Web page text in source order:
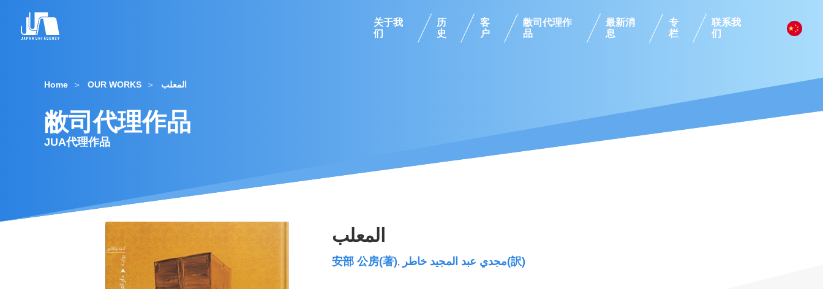
关于我
们
历
史
客
户
敝司代理作
品
最新消
息
专
栏
联系我
们
Home OUR WORKS المعلب
敝司代理作品
JUA代理作品
المعلب
安部 公房(著), مجدي عبد المجيد خاطر(訳)